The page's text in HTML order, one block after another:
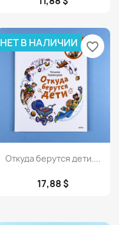
Просмотр
Откуда берутся дети....
17,88 $
НЕТ В НАЛИЧИИ favorite_border